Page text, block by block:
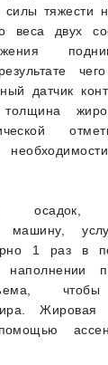
силы тяжести
веса двух
датчик
осадок,
машину,
1 раз в
наполнении
чтобы
Жировая